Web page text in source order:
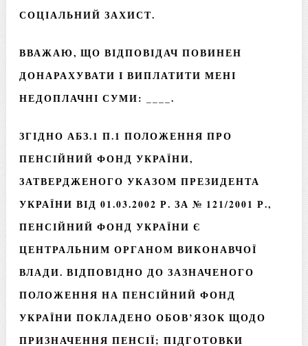
СОЦІАЛЬНИЙ ЗАХИСТ.
ВВАЖАЮ, ЩО ВІДПОВІДАЧ ПОВИНЕН
ДОНАРАХУВАТИ І ВИПЛАТИТИ МЕНІ
НЕДОПЛАЧНІ СУМИ: ____.
ЗГІДНО АБЗ.1 П.1 ПОЛОЖЕННЯ ПРО
ПЕНСІЙНИЙ ФОНД УКРАЇНИ,
ЗАТВЕРДЖЕНОГО УКАЗОМ ПРЕЗИДЕНТА
УКРАЇНИ ВІД 01.03.2002 Р. ЗА № 121/2001 Р.,
ПЕНСІЙНИЙ ФОНД УКРАЇНИ Є
ЦЕНТРАЛЬНИМ ОРГАНОМ ВИКОНАВЧОЇ
ВЛАДИ. ВІДПОВІДНО ДО ЗАЗНАЧЕНОГО
ПОЛОЖЕННЯ НА ПЕНСІЙНИЙ ФОНД
УКРАЇНИ ПОКЛАДЕНО ОБОВ’ЯЗОК ЩОДО
ПРИЗНАЧЕННЯ ПЕНСІЇ; ПІДГОТОВКИ